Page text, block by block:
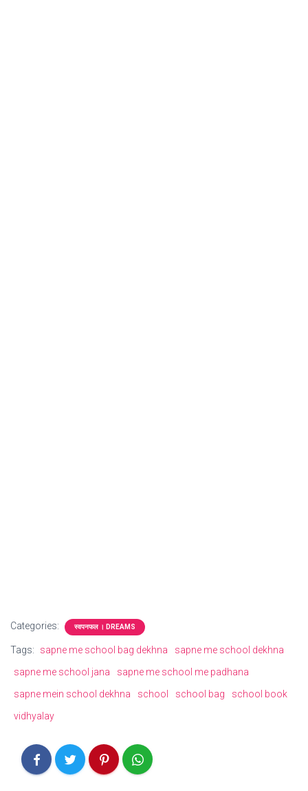
Categories: स्वपनफल । DREAMS
Tags: sapne me school bag dekhna
sapne me school dekhna
sapne me school jana
sapne me school me padhana
sapne mein school dekhna
school school bag
school book
vidhyalay